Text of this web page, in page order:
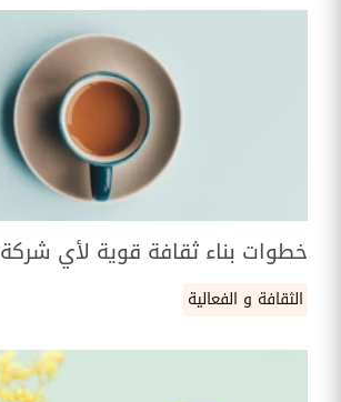
خطوات بناء ثقافة قوية لأي شركة
الثقافة و الفعالية